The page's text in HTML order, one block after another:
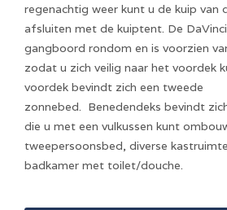
regenachtig weer kunt u de kuip van
afsluiten met de kuiptent. De
gangboord rondom en is voorzien
zodat u zich veilig naar het voordek
voordek bevindt zich een tweede
zonnebed. Benedendeks bevindt
die u met een vulkussen kunt
tweepersoonsbed, diverse
badkamer met toilet/douche.